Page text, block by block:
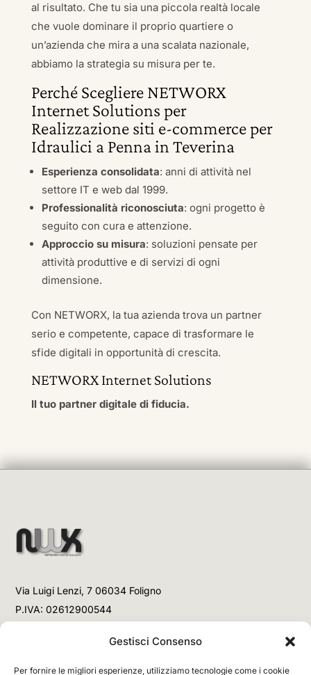
Gestisci Consenso
Per fornire le migliori esperienze, utilizziamo tecnologie come i cookie
al risultato. Che tu sia una piccola realtà locale
che vuole dominare il proprio quartiere o
un’azienda che mira a una scalata nazionale,
abbiamo la strategia su misura per te.
Perché Scegliere NETWORX
Internet Solutions per
Realizzazione siti e-commerce per
Idraulici a Penna in Teverina
Esperienza consolidata: anni di attività nel
settore IT e web dal 1999.
Professionalità riconosciuta: ogni progetto è
seguito con cura e attenzione.
Approccio su misura: soluzioni pensate per
attività produttive e di servizi di ogni
dimensione.
Con NETWORX, la tua azienda trova un partner
serio e competente, capace di trasformare le
sfide digitali in opportunità di crescita.
NETWORX Internet Solutions
Il tuo partner digitale di fiducia.
Via Luigi Lenzi, 7 06034 Foligno
P.IVA: 02612900544